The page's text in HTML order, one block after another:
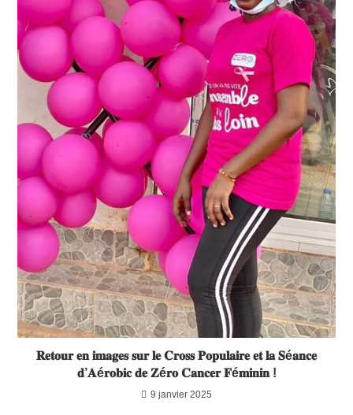
𝐑𝐞𝐭𝐨𝐮𝐫 𝐞𝐧 𝐢𝐦𝐚𝐠𝐞𝐬 𝐬𝐮𝐫 𝐥𝐞 𝐂𝐫𝐨𝐬𝐬 𝐏𝐨𝐩𝐮𝐥𝐚𝐢𝐫𝐞 𝐞𝐭 𝐥𝐚 𝐒é𝐚𝐧𝐜𝐞
𝐝’𝐀é𝐫𝐨𝐛𝐢𝐜 𝐝𝐞 𝐙é𝐫𝐨 𝐂𝐚𝐧𝐜𝐞𝐫 𝐅é𝐦𝐢𝐧𝐢𝐧 !
9 janvier 2025